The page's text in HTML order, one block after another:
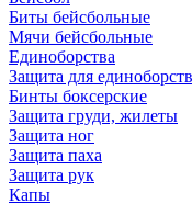
Биты бейсбольные
Мячи бейсбольные
Единоборства
Защита для единоборств
Бинты боксерские
Защита груди, жилеты
Защита ног
Защита паха
Защита рук
Капы